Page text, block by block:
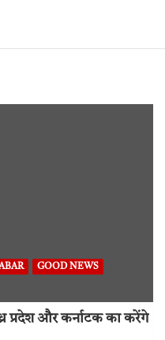
GOOD NEWS
प्रदेश और कर्नाटक का करेंगे